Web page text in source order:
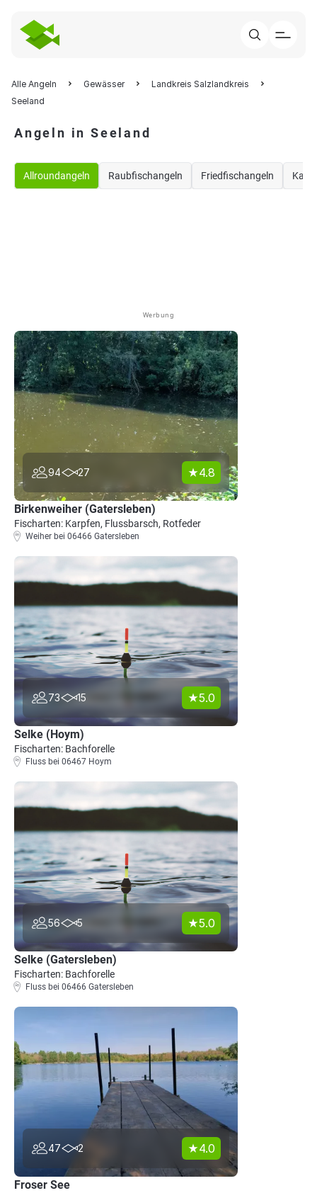
Alle Angeln Gewässer
Landkreis Salzlandkreis
Seeland
Angeln in Seeland
Allroundangeln Raubfischangeln Friedfischangeln
Werbung
94 27 4.8
Birkenweiher (Gatersleben)
Fischarten: Karpfen, Flussbarsch, Rotfeder
Weiher bei 06466 Gatersleben
73 15 5.0
Selke (Hoym)
Fischarten: Bachforelle
Fluss bei 06467 Hoym
56 5 5.0
Selke (Gatersleben)
Fischarten: Bachforelle
Fluss bei 06466 Gatersleben
47 2 4.0
Froser See